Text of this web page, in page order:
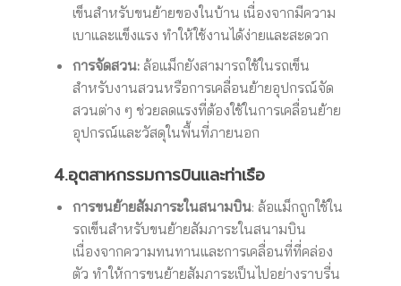
เข็นสำหรับขนย้ายของในบ้าน เนื่องจากมีความ
เบาและแข็งแรง ทำให้ใช้งานได้ง่ายและสะดวก
การจัดสวน:ล้อแม็กยังสามารถใช้ในรถเข็น
สำหรับงานสวนหรือการเคลื่อนย้ายอุปกรณ์จัด
สวนต่าง ๆ ช่วยลดแรงที่ต้องใช้ในการเคลื่อนย้าย
อุปกรณ์และวัสดุในพื้นที่ภายนอก
4.อุตสาหกรรมการบินและท่าเรือ
การขนย้ายสัมภาระในสนามบิน: ล้อแม็กถูกใช้ใน
รถเข็นสำหรับขนย้ายสัมภาระในสนามบิน
เนื่องจากความทนทานและการเคลื่อนที่ที่คล่อง
ตัว ทำให้การขนย้ายสัมภาระเป็นไปอย่างราบรื่น